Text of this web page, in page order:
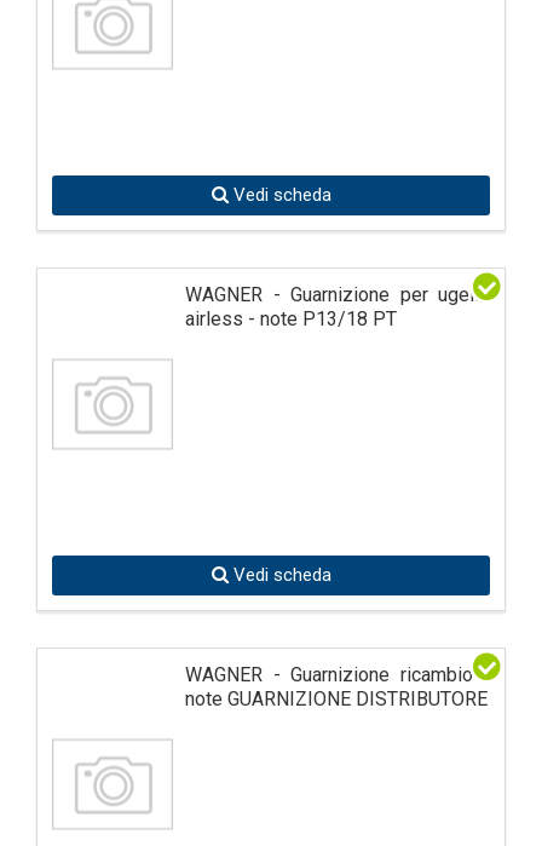
Vedi scheda
WAGNER - Guarnizione per ugello
airless - note P13/18 PT
Vedi scheda
WAGNER - Guarnizione ricambio -
note GUARNIZIONE DISTRIBUTORE